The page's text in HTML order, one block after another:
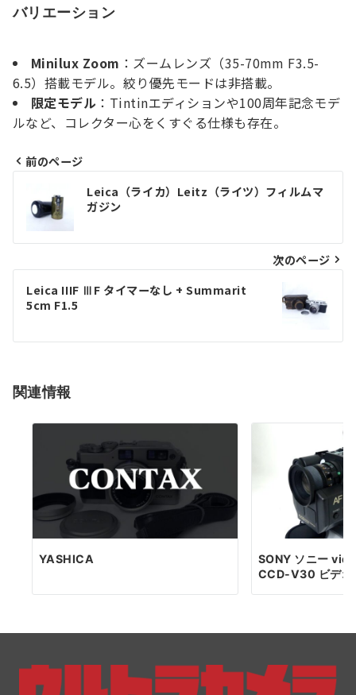
バリエーション
Minilux Zoom ：ズームレンズ（35-70mm F3.5-
6.5）搭載モデル。絞り優先モードは非搭載。
限定モデル ：Tintinエディションや100周年記念モデ
ルなど、コレクター心をくすぐる仕様も存在。
ビ
ゲ
シ
ン
前のページ
Leica（ライカ）Leitz（ライツ）フィルムマ
ガジン
次のページ
Leica IIIF ⅢF タイマーなし + Summarit
5cm F1.5
関連情報
YASHICA
SONY ソニー
CCD-V30 ビデオ